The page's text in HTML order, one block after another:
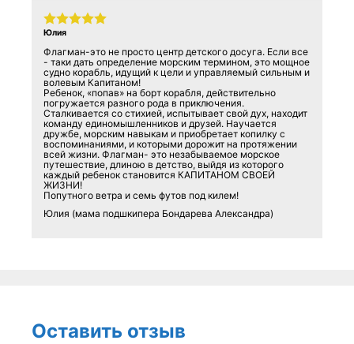
Юлия
Флагман-это не просто центр детского досуга. Если все
- таки дать определение морским термином, это мощное
судно корабль, идущий к цели и управляемый сильным и
волевым Капитаном!
Ребенок, «попав» на борт корабля, действительно
погружается разного рода в приключения.
Сталкивается со стихией, испытывает свой дух, находит
команду единомышленников и друзей. Научается
дружбе, морским навыкам и приобретает копилку с
воспоминаниями, и которыми дорожит на протяжении
всей жизни. Флагман- это незабываемое морское
путешествие, длиною в детство, выйдя из которого
каждый ребенок становится КАПИТАНОМ СВОЕЙ
ЖИЗНИ!
Попутного ветра и семь футов под килем!
Юлия (мама подшкипера Бондарева Александра)
Оставить отзыв